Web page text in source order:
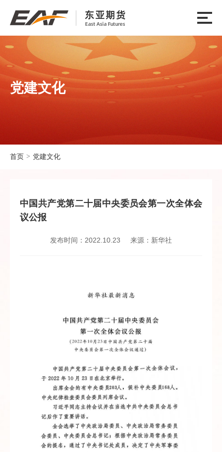
党建文化
首页 > 党建文化
中国共产党第二十届中央委员会第一次全体会
议公报
发布时间：2022.10.23 来源：新华社